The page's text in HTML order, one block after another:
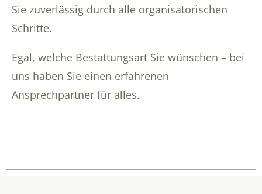
Sie zuverlässig durch alle organisatorischen
Schritte.
Egal, welche Bestattungsart Sie wünschen – bei
uns haben Sie einen erfahrenen
Ansprechpartner für alles.